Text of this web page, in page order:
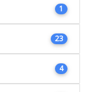
1
23
4